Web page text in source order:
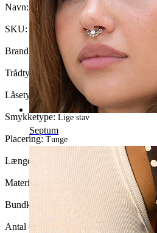
Septum
Navn:Tungepiercing i kirurgisk stål med
SKU: Tongue-18
Brand: Bodymod Moments
Trådtykkelse:1,6 mm
Låsetype: Udvendigt gevind
Smykketype: Lige stav
Placering: Tunge
Længde:
Materiale: Kirurgisk stål / Akryl
Bundkugle:
Antal enheder: